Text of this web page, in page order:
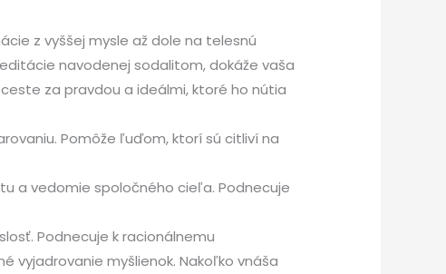
z vyššej mysle až dole na telesnú
navodenej sodalitom, dokáže vaša
za pravdou a ideálmi, ktoré ho nútia
Pomôže ľuďom, ktorí sú citliví na
a vedomie spoločného cieľa. Podnecuje
Podnecuje k racionálnemu
vyjadrovanie myšlienok. Nakoľko vnáša